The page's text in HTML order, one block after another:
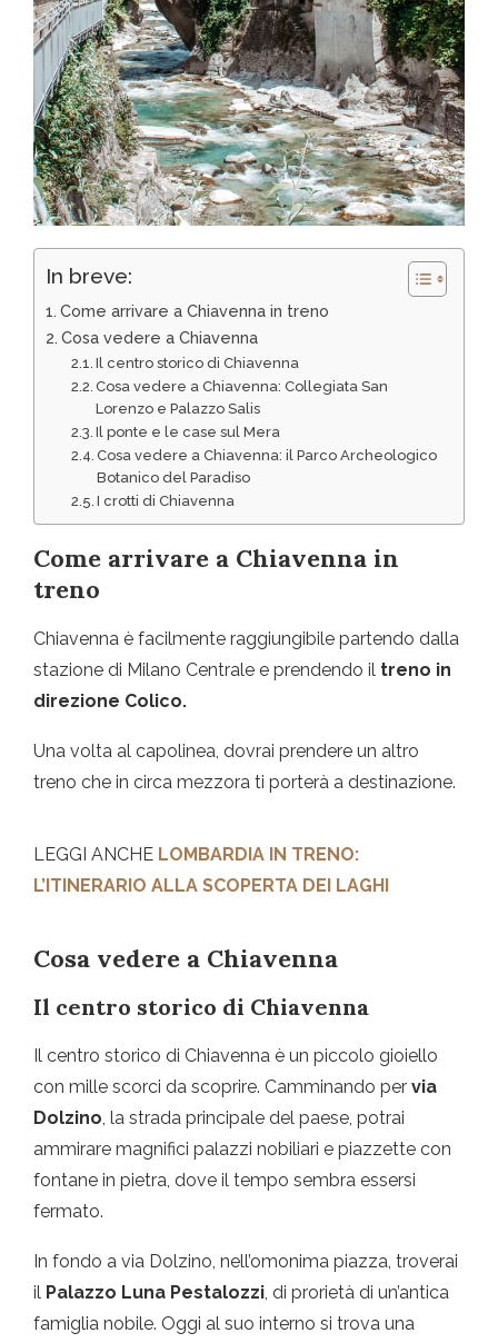
In breve:
Come arrivare a Chiavenna in treno
Cosa vedere a Chiavenna
Il centro storico di Chiavenna
Cosa vedere a Chiavenna: Collegiata San
Lorenzo e Palazzo Salis
Il ponte e le case sul Mera
Cosa vedere a Chiavenna: il Parco Archeologico
Botanico del Paradiso
I crotti di Chiavenna
Come arrivare a Chiavenna in
treno
Chiavenna è facilmente raggiungibile partendo dalla
stazione di Milano Centrale e prendendo il treno in
direzione Colico.
Una volta al capolinea, dovrai prendere un altro
treno che in circa mezzora ti porterà a destinazione.
LEGGI ANCHE LOMBARDIA IN TRENO:
L’ITINERARIO ALLA SCOPERTA DEI LAGHI
Cosa vedere a Chiavenna
Il centro storico di Chiavenna
Il centro storico di Chiavenna è un piccolo gioiello
con mille scorci da scoprire. Camminando per via
Dolzino, la strada principale del paese, potrai
ammirare magnifici palazzi nobiliari e piazzette con
fontane in pietra, dove il tempo sembra essersi
fermato.
In fondo a via Dolzino, nell’omonima piazza, troverai
il Palazzo Luna Pestalozzi, di prorietà di un’antica
famiglia nobile. Oggi al suo interno si trova una